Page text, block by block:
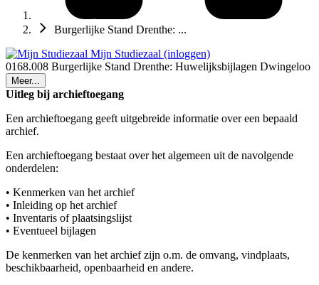
Burgerlijke Stand Drenthe: ...
Mijn Studiezaal (inloggen)
0168.008 Burgerlijke Stand Drenthe: Huwelijksbijlagen Dwingeloo
Meer...
Uitleg bij archieftoegang
Een archieftoegang geeft uitgebreide informatie over een bepaald
archief.
Een archieftoegang bestaat over het algemeen uit de navolgende
onderdelen:
• Kenmerken van het archief
• Inleiding op het archief
• Inventaris of plaatsingslijst
• Eventueel bijlagen
De kenmerken van het archief zijn o.m. de omvang, vindplaats,
beschikbaarheid, openbaarheid en andere.